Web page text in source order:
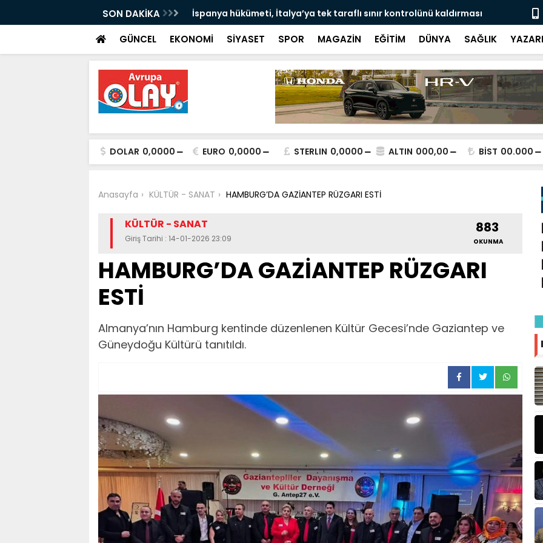
SON DAKİKA
İspanya hükümeti, İtalya’ya tek taraflı sınır kontrolünü kaldırması
uyarısı yaptı:
GÜNCEL EKONOMİ SİYASET SPOR MAGAZİN EĞİTİM DÜNYA SAĞLIK
DOLAR 0,0000 EURO 0,0000 STERLIN 0,0000 ALTIN 000,00 BİST 00.000
Anasayfa KÜLTÜR - SANAT HAMBURG’DA GAZİANTEP RÜZGARI ESTİ
KÜLTÜR - SANAT
Giriş Tarihi : 14-01-2026 23:09
883
OKUNMA
HAMBURG’DA GAZİANTEP RÜZGARI
ESTİ
Almanya’nın Hamburg kentinde düzenlenen Kültür Gecesi’nde Gaziantep ve
Güneydoğu Kültürü tanıtıldı.